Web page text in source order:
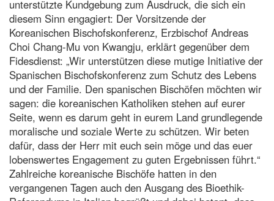
unterstützte Kundgebung zum Ausdruck, die sich ein
diesem Sinn engagiert: Der Vorsitzende der
Koreanischen Bischofskonferenz, Erzbischof Andreas
Choi Chang-Mu von Kwangju, erklärt gegenüber dem
Fidesdienst: „Wir unterstützen diese mutige Initiative der
Spanischen Bischofskonferenz zum Schutz des Lebens
und der Familie. Den spanischen Bischöfen möchten wir
sagen: die koreanischen Katholiken stehen auf eurer
Seite, wenn es darum geht in eurem Land grundlegende
moralische und soziale Werte zu schützen. Wir beten
dafür, dass der Herr mit euch sein möge und das euer
lobenswertes Engagement zu guten Ergebnissen führt.“
Zahlreiche koreanische Bischöfe hatten in den
vergangenen Tagen auch den Ausgang des Bioethik-